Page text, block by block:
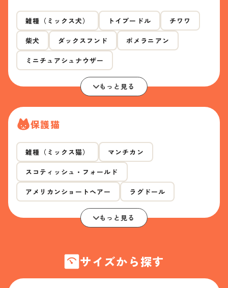
雑種（ミックス犬） トイプードル チワワ
柴犬 ダックスフンド ポメラニアン
ミニチュアシュナウザー
もっと見る
保護猫
雑種（ミックス猫） マンチカン
スコティッシュ・フォールド
アメリカンショートヘアー ラグドール
もっと見る
サイズから探す